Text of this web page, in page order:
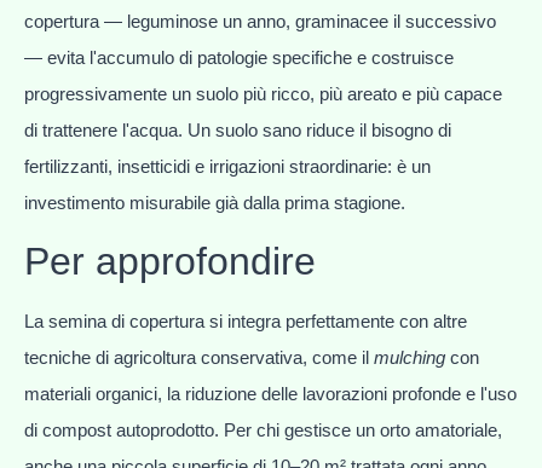
copertura — leguminose un anno, graminacee il successivo
— evita l'accumulo di patologie specifiche e costruisce
progressivamente un suolo più ricco, più areato e più capace
di trattenere l'acqua. Un suolo sano riduce il bisogno di
fertilizzanti, insetticidi e irrigazioni straordinarie: è un
investimento misurabile già dalla prima stagione.
Per approfondire
La semina di copertura si integra perfettamente con altre
tecniche di agricoltura conservativa, come il mulching con
materiali organici, la riduzione delle lavorazioni profonde e l'uso
di compost autoprodotto. Per chi gestisce un orto amatoriale,